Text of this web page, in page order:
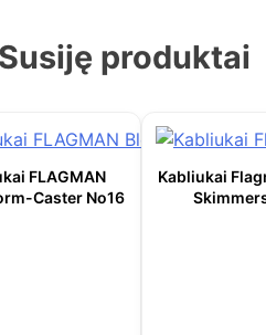
Susiję produktai
FLAGMAN
Caster No16
Kabliukai